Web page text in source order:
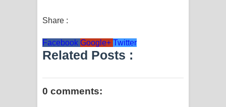
Share :
Facebook Google+ Twitter
Related Posts :
0 comments: